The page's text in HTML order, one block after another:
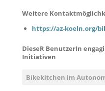
Weitere
https://az-koeln.org/
DieseR BenutzerIn
Initiativen
Bikekitchen im